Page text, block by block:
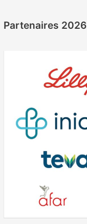
Partenaires 2026